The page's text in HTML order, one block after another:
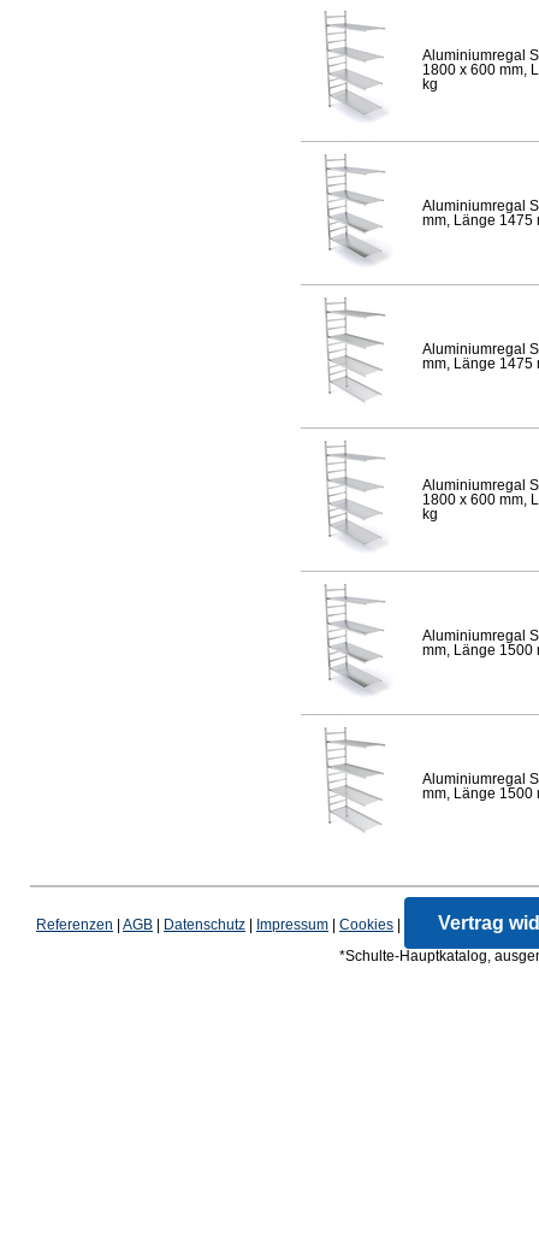
Aluminiumregal
1800 x 600 mm,
kg
Aluminiumregal
mm, Länge 1475
Aluminiumregal
mm, Länge 1475
Aluminiumregal
1800 x 600 mm,
kg
Aluminiumregal
mm, Länge 1500
Aluminiumregal
mm, Länge 1500
Referenzen AGB Datenschutz Impressum Cookies Vertrag
*Schulte-Hauptkatalog,